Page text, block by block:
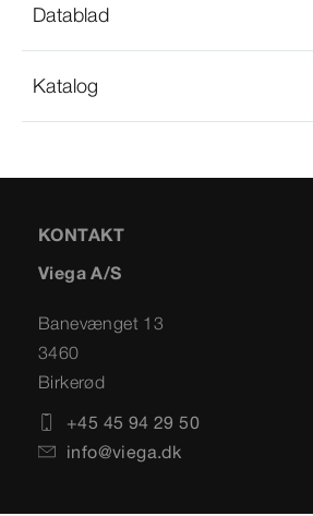
Datablad
Katalog
KONTAKT
Viega A/S
Banevænget 13
3460
Birkerød
+45 45 94 29 50
info@viega.dk